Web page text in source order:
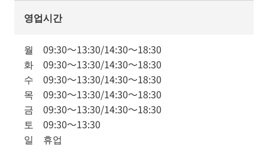
영업시간
월 09:30～13:30/14:30～18:30
화 09:30～13:30/14:30～18:30
수 09:30～13:30/14:30～18:30
목 09:30～13:30/14:30～18:30
금 09:30～13:30/14:30～18:30
토 09:30～13:30
일 휴업